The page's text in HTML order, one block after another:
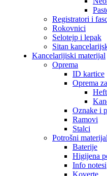
Registratori i
Rokovnici
Selotejp i lepak
Sitan
Kancelarijiski materijal
Oprema
ID kartice
Oprema
Oznake i
Ramovi
Stalci
Potrošni materijal
Baterije
Higijena
Info notesi
Koverte